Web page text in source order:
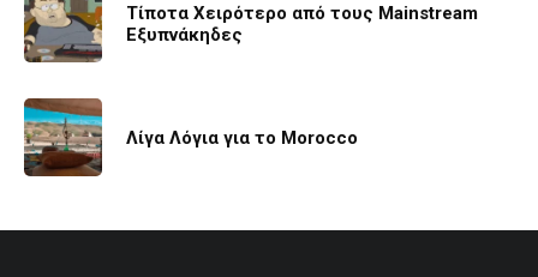
Τίποτα Χειρότερο από τους Mainstream
Εξυπνάκηδες
Λίγα Λόγια για το Morocco